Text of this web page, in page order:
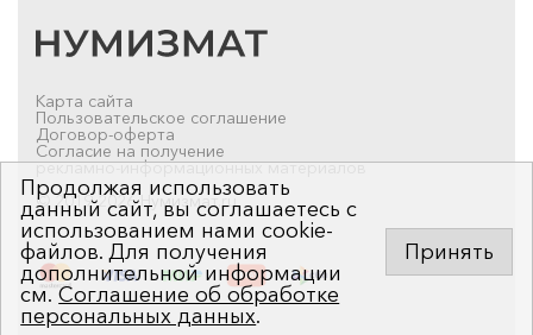
Карта сайта
Пользовательское соглашение
Договор-оферта
Согласие на получение
рекламно-информационных материалов
© 2019-2026 Нумизмат.ru
Продолжая использовать
данный сайт, вы соглашаетесь с
использованием нами cookie-
файлов. Для получения
дополнительной информации
см.Соглашение об обработке
персональных данных.
Принять